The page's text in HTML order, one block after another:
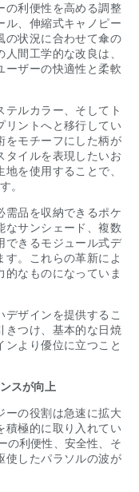
の利便性を高める調整
ル、伸縮式キャノピー
の状況に合わせて傘の
間工学的な改良は、
ーザーの快適性と柔軟
テルカラー、そしてト
リントへと移行してい
をモチーフにした柄が
タイルを表現したいお
を使用することで、
。
需品を収納できるポケ
なサンシェード、複数
できるモジュール式デ
。これらの革新によ
的なものになっていま
ザインを提供するこ
きつけ、基本的な日焼
ンより優位に立つこと
スが向上
ーの役割は急速に拡大
積極的に取り入れてい
の利便性、安全性、そ
使したパラソルの波が